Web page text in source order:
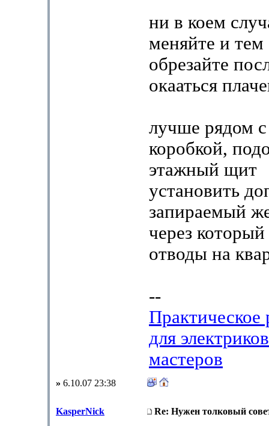
ни в коем
меняйте и тем
обрезайте
окааться
лучше рядом
коробкой,
этажный щит
установить
запираемый
через
отводы на
--
Практическое
для
мастеров
» 6.10.07 23:38
KasperNick Re: Нужен толковый